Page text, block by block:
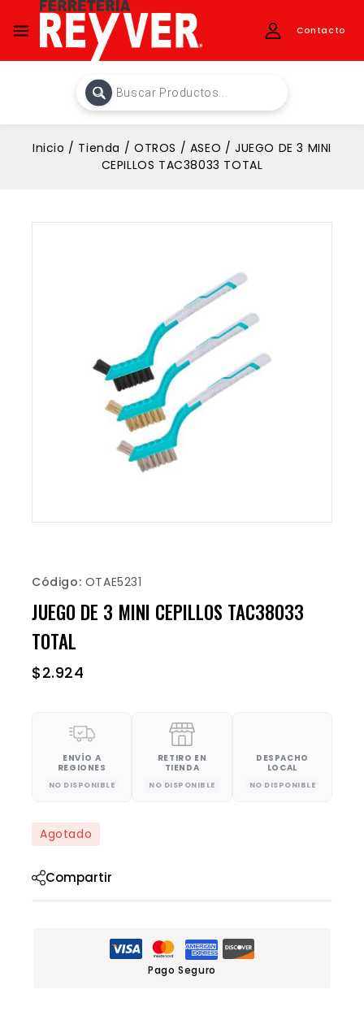
Contacto
Inicio / Tienda / OTROS / ASEO / JUEGO DE 3 MINI
CEPILLOS TAC38033 TOTAL
Código: OTAE5231
JUEGO DE 3 MINI CEPILLOS TAC38033
TOTAL
$2.924
ENVÍO A
REGIONES
NO DISPONIBLE
RETIRO EN
TIENDA
NO DISPONIBLE
DESPACHO
LOCAL
NO DISPONIBLE
Agotado
Compartir
Pago Seguro